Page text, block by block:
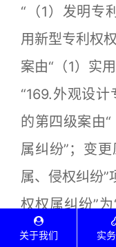
“（1）发明专
用新型专利权
案由“（1）实
“169.外观设
的第四级案由
属纠纷”；变
属、侵权纠纷”
权权属纠纷”
纠纷”项下的第
关于我们 实